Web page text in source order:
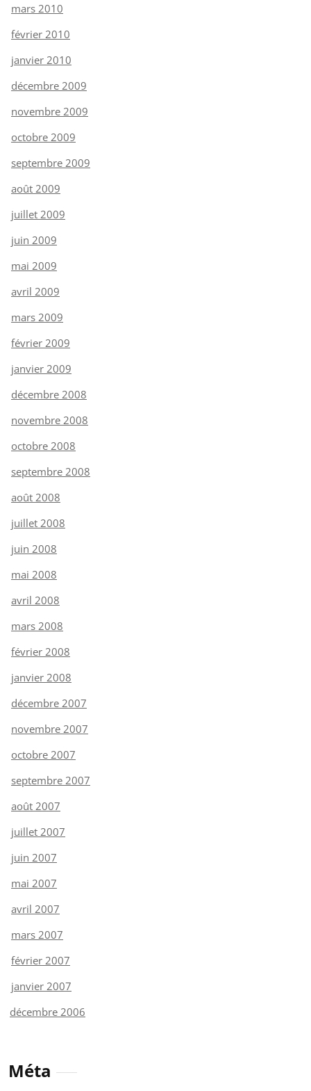
mars 2010
février 2010
janvier 2010
décembre 2009
novembre 2009
octobre 2009
septembre 2009
août 2009
juillet 2009
juin 2009
mai 2009
avril 2009
mars 2009
février 2009
janvier 2009
décembre 2008
novembre 2008
octobre 2008
septembre 2008
août 2008
juillet 2008
juin 2008
mai 2008
avril 2008
mars 2008
février 2008
janvier 2008
décembre 2007
novembre 2007
octobre 2007
septembre 2007
août 2007
juillet 2007
juin 2007
mai 2007
avril 2007
mars 2007
février 2007
janvier 2007
décembre 2006
Méta